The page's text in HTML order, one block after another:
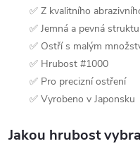
✅ Z kvalitního
✅ Jemná a pevná
✅ Ostří s malým
✅ Hrubost #1000
✅ Pro precizní ostření
✅ Vyrobeno v Japonsku
Jakou hrubost